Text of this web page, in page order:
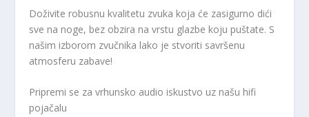
Doživite robusnu kvalitetu zvuka koja će zasigurno dići
sve na noge, bez obzira na vrstu glazbe koju puštate. S
našim izborom zvučnika lako je stvoriti savršenu
atmosferu zabave!
Pripremi se za vrhunsko audio iskustvo uz našu hifi
pojačalu